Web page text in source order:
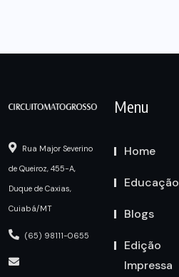
Rua Major Severino
de Queiroz, 455-A,
Duque de Caxias,
Cuiabá/MT
(65) 98111-0655
Menu
Home
Educação
Blogs
Edição
Impressa